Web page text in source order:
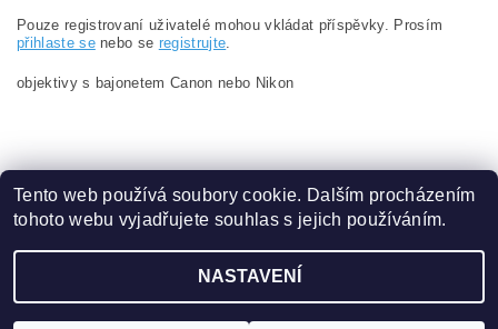
Pouze registrovaní uživatelé mohou vkládat příspěvky. Prosím
přihlaste senebo se registrujte
objektivy s bajonetem Canon nebo Nikon
Zboží.cz | Heureka.cz
2026 ©www.content.cz, všechna práva vyhrazenaUpravit nastavení cookies
Tento web používá soubory cookie. Dalším procházením
tohoto webu vyjadřujete souhlas s jejich používáním.
NASTAVENÍ